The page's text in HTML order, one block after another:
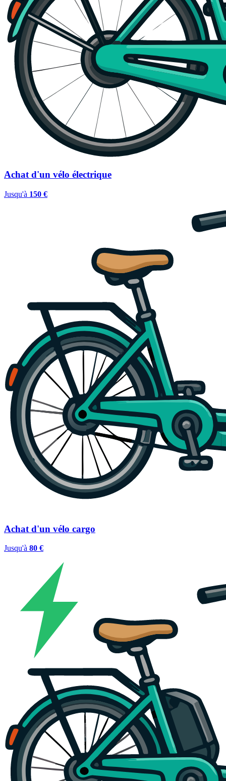
Achat d'un vélo électrique
Jusqu'à 150 €
Achat d'un vélo cargo
Jusqu'à 80 €